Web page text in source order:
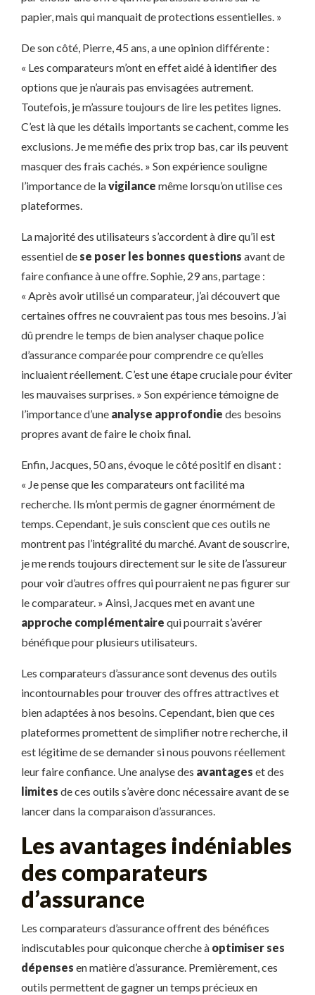
papier, mais qui manquait de protections essentielles. »
De son côté, Pierre, 45 ans, a une opinion différente :
« Les comparateurs m’ont en effet aidé à identifier des
options que je n’aurais pas envisagées autrement.
Toutefois, je m’assure toujours de lire les petites lignes.
C’est là que les détails importants se cachent, comme les
exclusions. Je me méfie des prix trop bas, car ils peuvent
masquer des frais cachés. » Son expérience souligne
l’importance de lavigilance même lorsqu’on utilise ces
plateformes.
La majorité des utilisateurs s’accordent à dire qu’il est
essentiel de se poser les bonnes questions avant de
faire confiance à une offre. Sophie, 29 ans, partage :
« Après avoir utilisé un comparateur, j’ai découvert que
certaines offres ne couvraient pas tous mes besoins. J’ai
dû prendre le temps de bien analyser chaque police
d’assurance comparée pour comprendre ce qu’elles
incluaient réellement. C’est une étape cruciale pour éviter
les mauvaises surprises. » Son expérience témoigne de
l’importance d’une analyse approfondie des besoins
propres avant de faire le choix final.
Enfin, Jacques, 50 ans, évoque le côté positif en disant :
« Je pense que les comparateurs ont facilité ma
recherche. Ils m’ont permis de gagner énormément de
temps. Cependant, je suis conscient que ces outils ne
montrent pas l’intégralité du marché. Avant de souscrire,
je me rends toujours directement sur le site de l’assureur
pour voir d’autres offres qui pourraient ne pas figurer sur
le comparateur. » Ainsi, Jacques met en avant une
approche complémentaire qui pourrait s’avérer
bénéfique pour plusieurs utilisateurs.
Les comparateurs d’assurance sont devenus des outils
incontournables pour trouver des offres attractives et
bien adaptées à nos besoins. Cependant, bien que ces
plateformes promettent de simplifier notre recherche, il
est légitime de se demander si nous pouvons réellement
leur faire confiance. Une analyse des avantages et des
limites de ces outils s’avère donc nécessaire avant de se
lancer dans la comparaison d’assurances.
Les avantages indéniables
des comparateurs
d’assurance
Les comparateurs d’assurance offrent des bénéfices
indiscutables pour quiconque cherche à optimiser ses
dépenses en matière d’assurance. Premièrement, ces
outils permettent de gagner un temps précieux en